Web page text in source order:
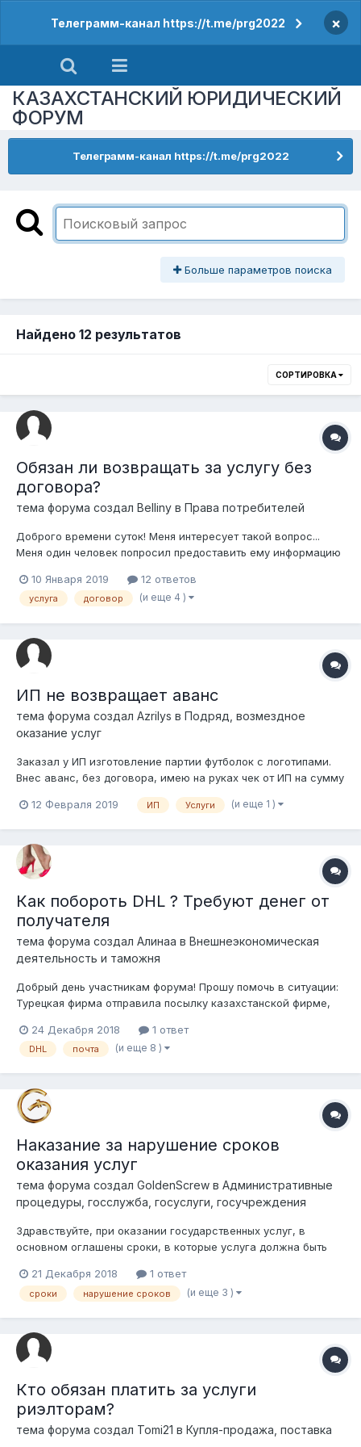
Телеграмм-канал https://t.me/prg2022 ×
КАЗАХСТАНСКИЙ ЮРИДИЧЕСКИЙ
ФОРУМ
Телеграмм-канал https://t.me/prg2022
Больше параметров поиска
Найдено 12 результатов
СОРТИРОВКА
Обязан ли возвращать за услугу без
договора?
тема форума создал Belliny в Права потребителей
Доброго времени суток! Меня интересует такой вопрос...
Меня один человек попросил предоставить ему информацию
это он оплатил определенную сумму, все прошло, осталось
слегка информации и у нас случился с ним конфликт. Мы не
10 Января 2019 12 ответов
услуга договор (и еще 4 )
ИП не возвращает аванс
тема форума создал Azrilys в Подряд, возмездное
оказание услуг
Заказал у ИП изготовление партии футболок с логотипами.
Внес аванс, без договора, имею на руках чек от ИП на сумму
истечению около 6 часов позвонил и отказался от услуги,
футб...
12 Февраля 2019 ИП Услуги (и еще 1 )
Как побороть DHL ? Требуют денег от
получателя
тема форума создал Алинаа в Внешнеэкономическая
деятельность и таможня
Добрый день участникам форума! Прошу помочь в ситуации:
Турецкая фирма отправила посылку казахстанской фирме,
сообщает получателю, что посылка поступила и ее надо
растамаживать, понятно, что пошлины нет, но предлагают
24 Декабря 2018 1 ответ
DHL почта (и еще 8 )
Наказание за нарушение сроков
оказания услуг
тема форума создал GoldenScrew в Административные
процедуры, госслужба, госуслуги, госучреждения
Здравствуйте, при оказании государственных услуг, в
основном оглашены сроки, в которые услуга должна быть
услуг пренебрегаются и затягиваются. Существуют ли
какие-либо наказания, штрафы для государственных
21 Декабря 2018 1 ответ
сроки нарушение сроков (и еще 3 )
Кто обязан платить за услуги
риэлторам?
тема форума создал Tomi21 в Купля-продажа, поставка